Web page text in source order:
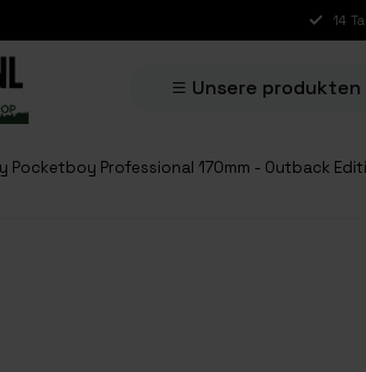
14
Unsere produkten
Pocketboy Professional 170mm - Outback